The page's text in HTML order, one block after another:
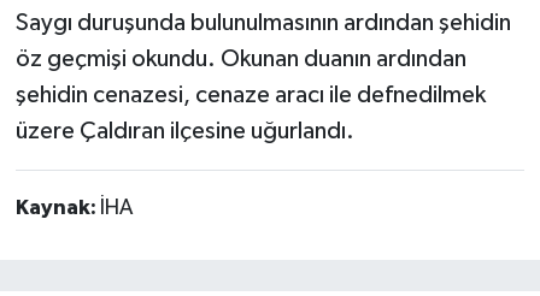
Saygı duruşunda bulunulmasının ardından şehidin
öz geçmişi okundu. Okunan duanın ardından
şehidin cenazesi, cenaze aracı ile defnedilmek
üzere Çaldıran ilçesine uğurlandı.
Kaynak: İHA